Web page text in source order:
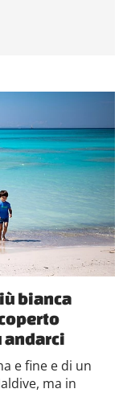
bianca
andarci
e fine e di un
ma in